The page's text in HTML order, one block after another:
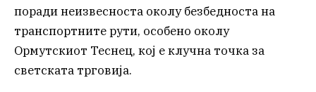
поради неизвесноста околу безбедноста на
транспортните рути, особено околу
Ормутскиот Теснец, кој е клучна точка за
светската трговија.